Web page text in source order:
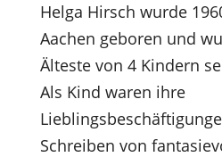
Helga Hirsch wurde
Aachen geboren und
Älteste von 4 Kindern
Als Kind waren ihre
Schreiben von